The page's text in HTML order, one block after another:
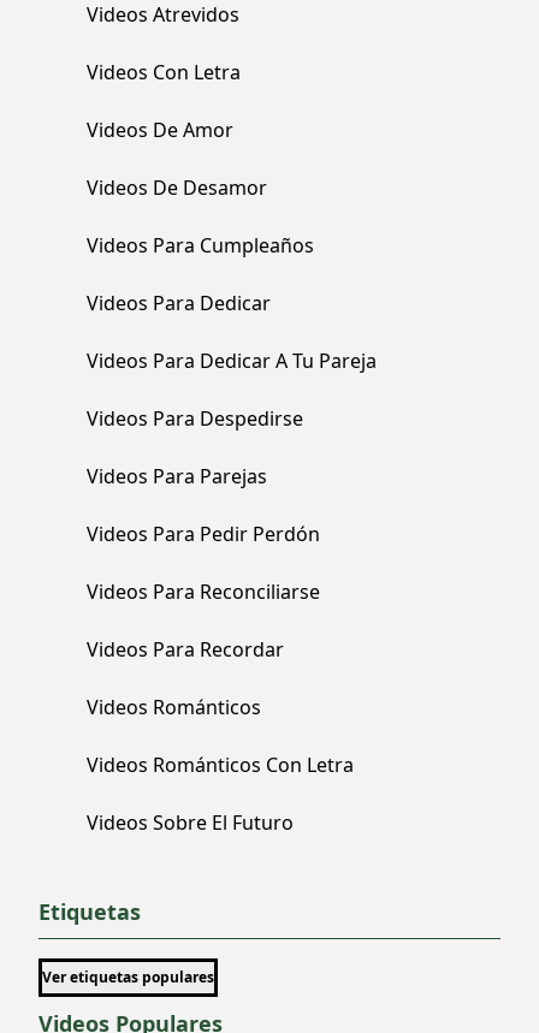
Videos Atrevidos
Videos Con Letra
Videos De Amor
Videos De Desamor
Videos Para Cumpleaños
Videos Para Dedicar
Videos Para Dedicar A Tu Pareja
Videos Para Despedirse
Videos Para Parejas
Videos Para Pedir Perdón
Videos Para Reconciliarse
Videos Para Recordar
Videos Románticos
Videos Románticos Con Letra
Videos Sobre El Futuro
Etiquetas
Ver etiquetas populares
Videos Populares